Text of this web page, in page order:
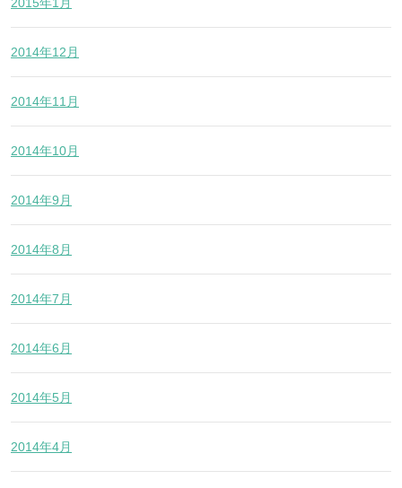
2014年12月
2014年11月
2014年10月
2014年9月
2014年8月
2014年7月
2014年6月
2014年5月
2014年4月